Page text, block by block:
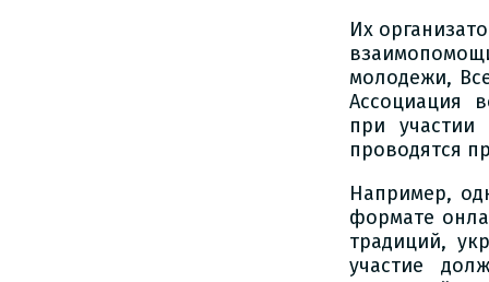
Их
молодежи,
Ассоциация
при участии
проводятся
Например,
формате
традиций,
участие